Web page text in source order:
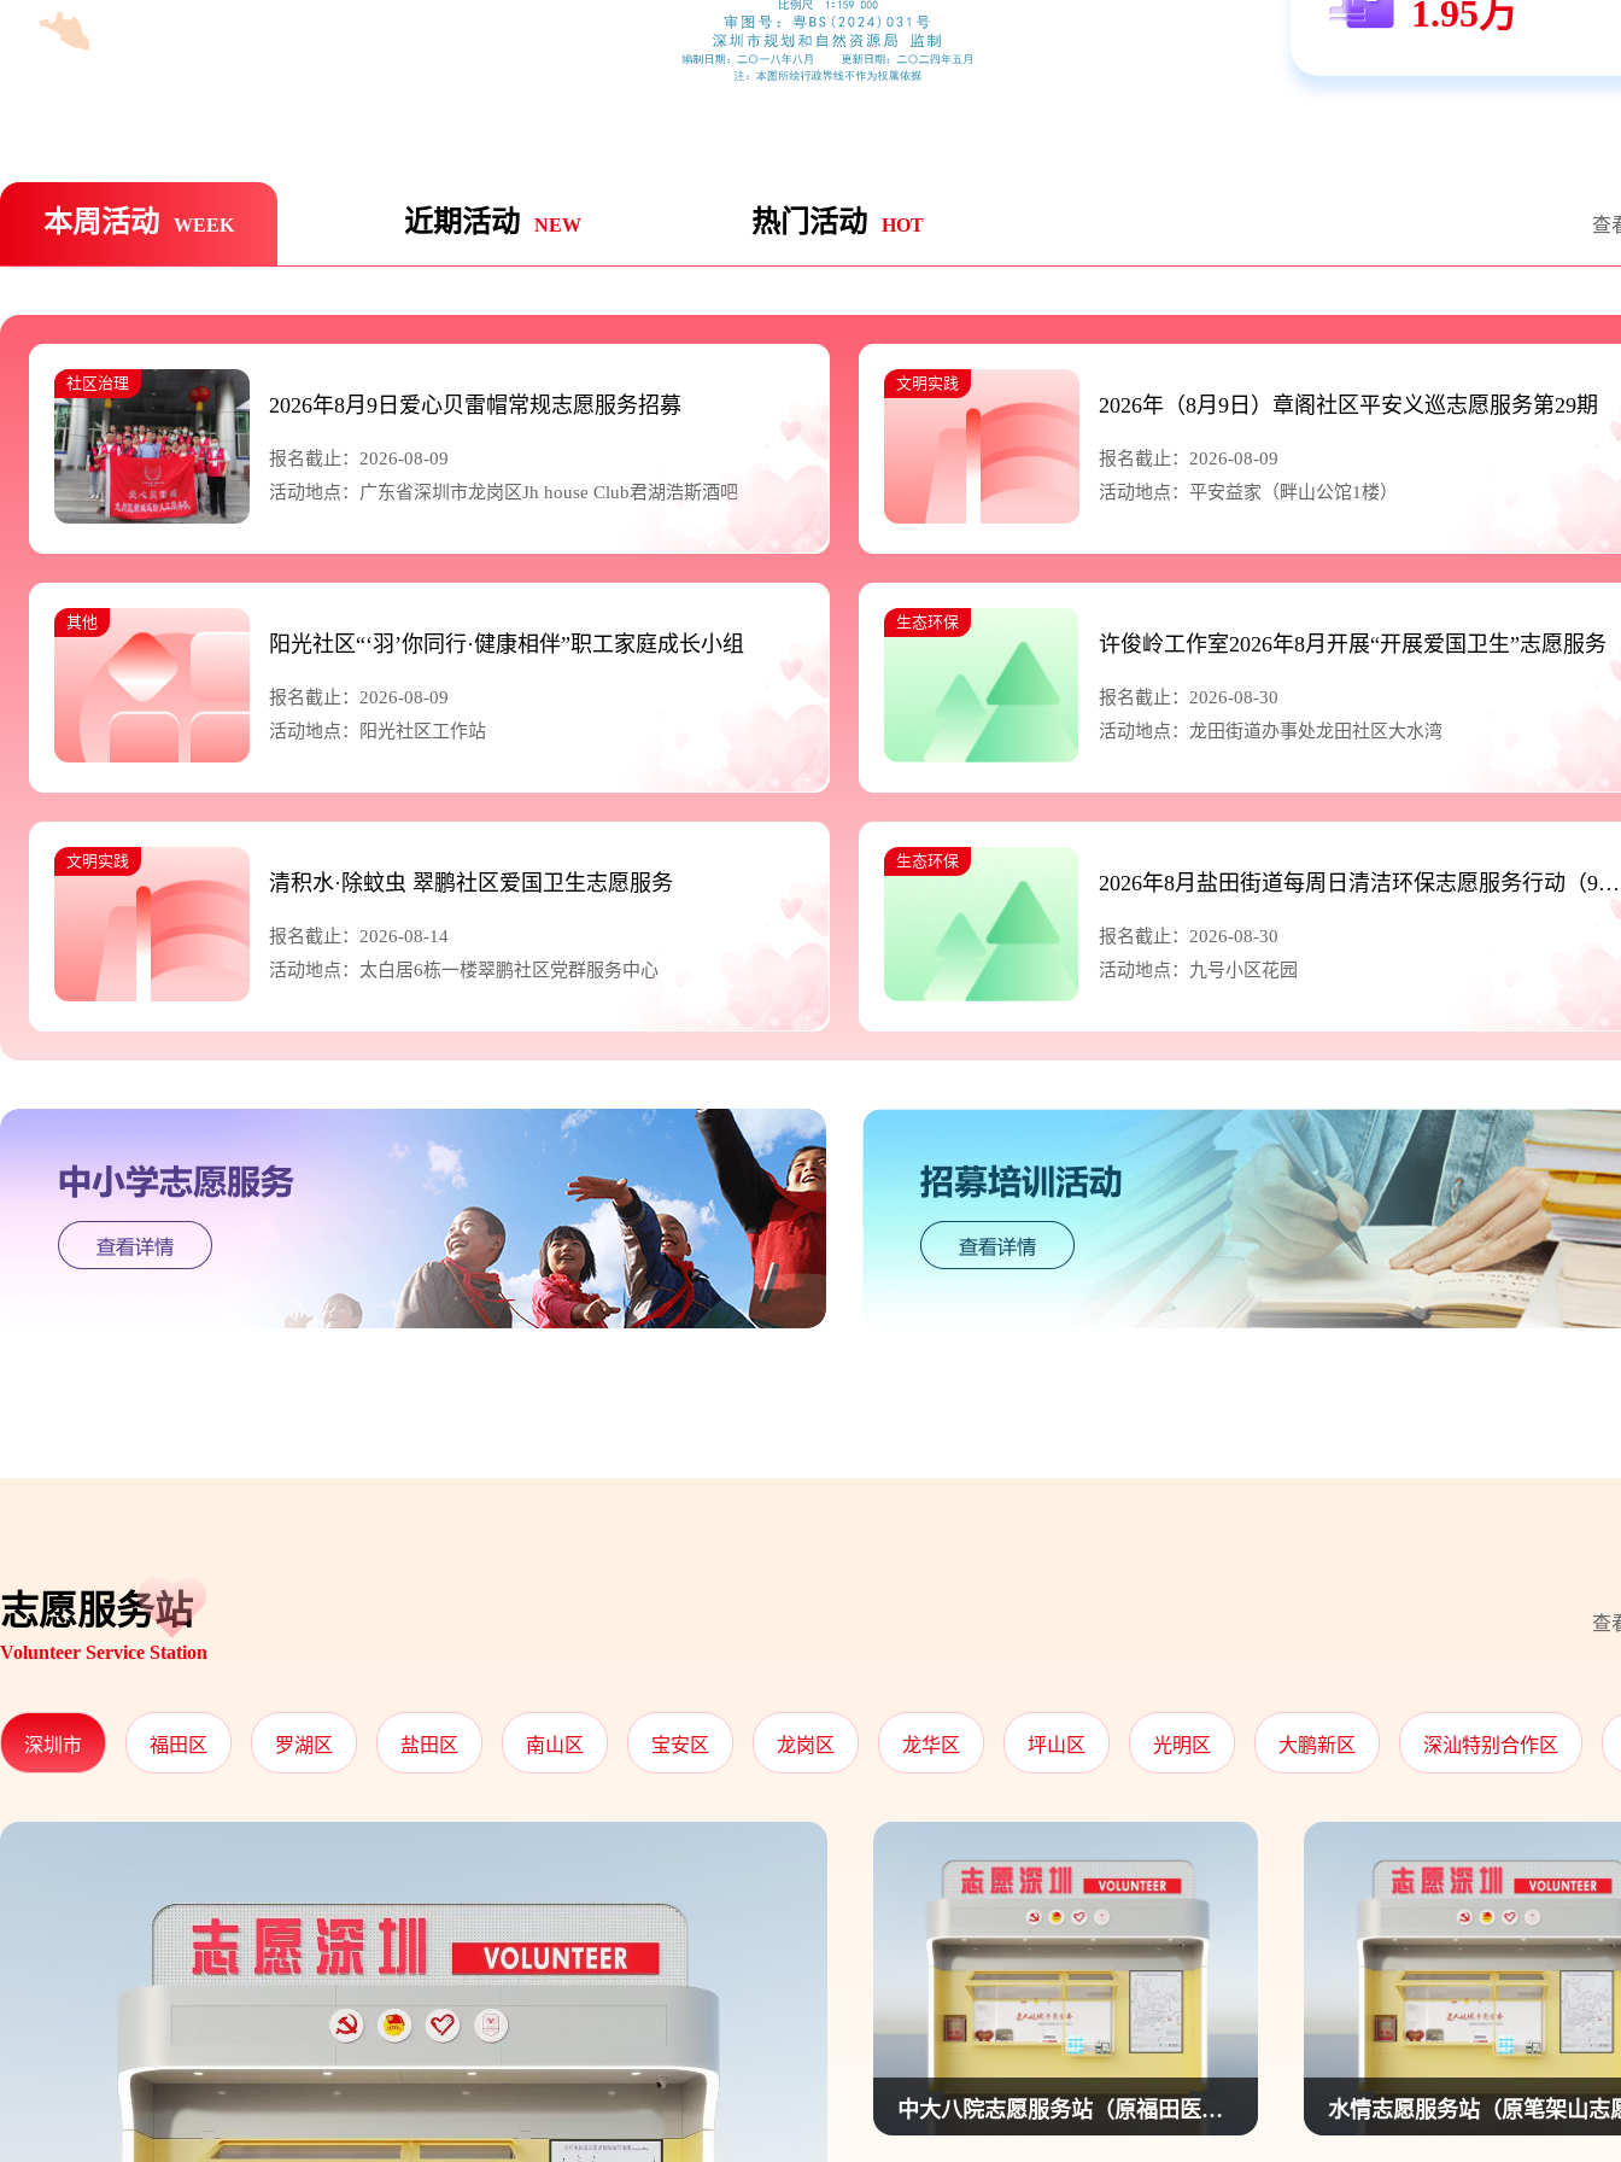
1.95万
本周活动 WEEK 近期活动 NEW 热门活动 HOT 查
社区治理
2026年8月9日爱心贝雷帽常规志愿服务招募
报名截止：2026-08-09
活动地点：广东省深圳市龙岗区Jh house Club君湖浩斯酒吧
文明实践
2026年（8月9日）章阁社区平安义巡志愿服务第29期
报名截止：2026-08-09
活动地点：平安益家（畔山公馆1楼）
其他
阳光社区“‘羽’你同行·健康相伴”职工家庭成长小组
报名截止：2026-08-09
活动地点：阳光社区工作站
生态环保
许俊岭工作室2026年8月开展“开展爱国卫生”志愿服务
报名截止：2026-08-30
活动地点：龙田街道办事处龙田社区大水湾
文明实践
清积水·除蚊虫 翠鹏社区爱国卫生志愿服务
报名截止：2026-08-14
活动地点：太白居6栋一楼翠鹏社区党群服务中心
生态环保
2026年8月盐田街道每周日清洁环保志愿服务行动（9号小区）
报名截止：2026-08-30
活动地点：九号小区花园
志愿服务站
Volunteer Service Station
查
深圳市 福田区 罗湖区 盐田区 南山区 宝安区 龙岗区 龙华区 坪山区 光明区 大鹏新区 深汕特别合作区
中大八院志愿服务站（原福田医院志愿服务站）